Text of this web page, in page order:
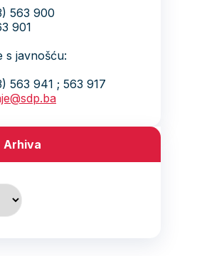
563 900
901
s javnošću:
563 941 ; 563 917
Arhiva